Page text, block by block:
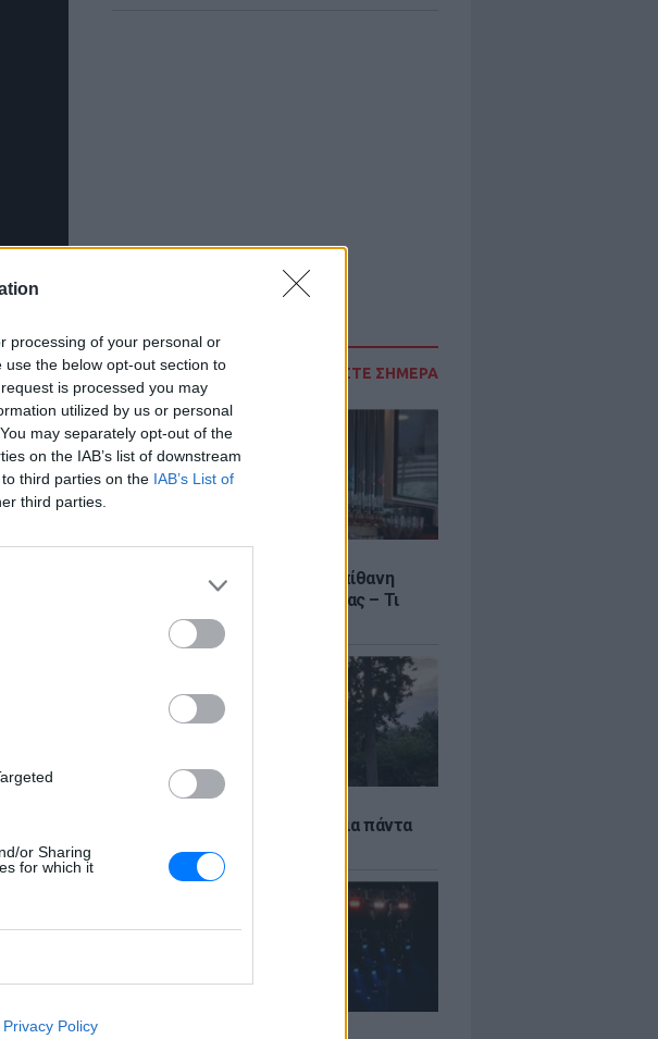
processing of your personal or
the below opt-out section to
is processed you may
utilized by us or personal
may separately opt-out of the
on the IAB’s list of downstream
third parties on the IAB’s List of
third parties.
or Sharing
for which it
Privacy Policy
ΔΙΑΒΑΣΤΕ ΣΗΜΕΡΑ
Ο Γιώργος Μανίκας έστησε απίθανη
φάρσα σε υπάλληλο καφετέριας – Τι
έγινε στο βίντεο
Ο αρχιτέκτονας που άλλαξε για πάντα
την Αθήνα
κλικ!